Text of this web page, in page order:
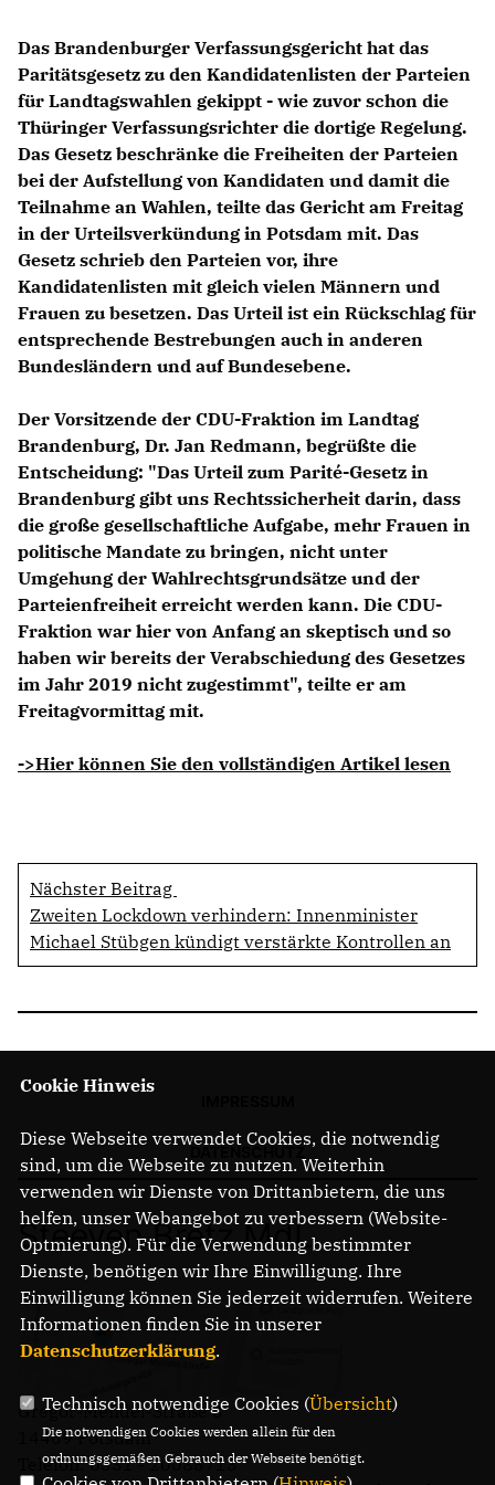
Das Brandenburger Verfassungsgericht hat das
Paritätsgesetz zu den Kandidatenlisten der Parteien
für Landtagswahlen gekippt - wie zuvor schon die
Thüringer Verfassungsrichter die dortige Regelung.
Das Gesetz beschränke die Freiheiten der Parteien
bei der Aufstellung von Kandidaten und damit die
Teilnahme an Wahlen, teilte das Gericht am Freitag
in der Urteilsverkündung in Potsdam mit. Das
Gesetz schrieb den Parteien vor, ihre
Kandidatenlisten mit gleich vielen Männern und
Frauen zu besetzen. Das Urteil ist ein Rückschlag für
entsprechende Bestrebungen auch in anderen
Bundesländern und auf Bundesebene.
Der Vorsitzende der CDU-Fraktion im Landtag
Brandenburg, Dr. Jan Redmann, begrüßte die
Entscheidung: "Das Urteil zum Parité-Gesetz in
Brandenburg gibt uns Rechtssicherheit darin, dass
die große gesellschaftliche Aufgabe, mehr Frauen in
politische Mandate zu bringen, nicht unter
Umgehung der Wahlrechtsgrundsätze und der
Parteienfreiheit erreicht werden kann. Die CDU-
Fraktion war hier von Anfang an skeptisch und so
haben wir bereits der Verabschiedung des Gesetzes
im Jahr 2019 nicht zugestimmt", teilte er am
Freitagvormittag mit.
->Hier können Sie den vollständigen Artikel lesen
Nächster Beitrag
Zweiten Lockdown verhindern: Innenminister
Michael Stübgen kündigt verstärkte Kontrollen an
Steeven Bretz MdL
Gregor-Mendel-Straße 3
14469 Potsdam
Telefon: 0331 - 20085713
Cookie Hinweis
Diese Webseite verwendet Cookies, die notwendig
sind, um die Webseite zu nutzen. Weiterhin
verwenden wir Dienste von Drittanbietern, die uns
helfen, unser Webangebot zu verbessern (Website-
Optmierung). Für die Verwendung bestimmter
Dienste, benötigen wir Ihre Einwilligung. Ihre
Einwilligung können Sie jederzeit widerrufen. Weitere
Informationen finden Sie in unserer
Datenschutzerklärung.
Technisch notwendige Cookies (Übersicht)
Die notwendigen Cookies werden allein für den
ordnungsgemäßen Gebrauch der Webseite benötigt.